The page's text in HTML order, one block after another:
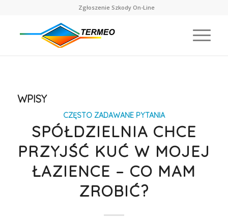
Zgłoszenie Szkody On-Line
WPISY
CZĘSTO ZADAWANE PYTANIA
SPÓŁDZIELNIA CHCE
PRZYJŚĆ KUĆ W MOJEJ
ŁAZIENCE – CO MAM
ZROBIĆ?